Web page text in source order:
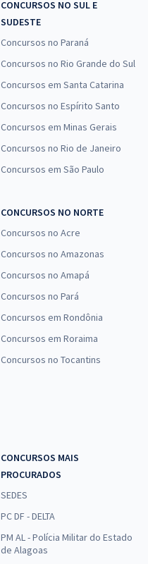
CONCURSOS NO SUL E
SUDESTE
Concursos no Paraná
Concursos no Rio Grande do Sul
Concursos em Santa Catarina
Concursos no Espírito Santo
Concursos em Minas Gerais
Concursos no Rio de Janeiro
Concursos em São Paulo
CONCURSOS NO NORTE
Concursos no Acre
Concursos no Amazonas
Concursos no Amapá
Concursos no Pará
Concursos em Rondônia
Concursos em Roraima
Concursos no Tocantins
CONCURSOS MAIS
PROCURADOS
SEDES
PC DF - DELTA
PM AL - Polícia Militar do Estado
de Alagoas